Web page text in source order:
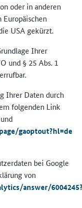
oder in anderen
Europäischen
USA gekürzt.
Ihrer
und § 25 Abs. 1
Ihrer Daten durch
folgenden Link
gaoptout?hl=de
bei Google
von
answer/